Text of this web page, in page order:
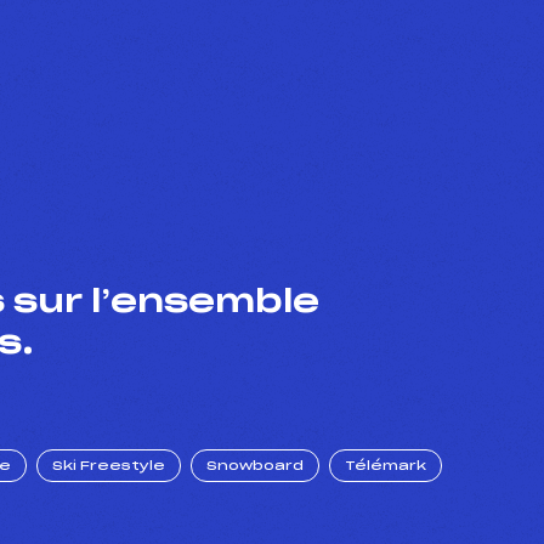
l’ensemble
Ski Freestyle Snowboard Télémark